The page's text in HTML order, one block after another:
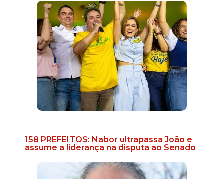
158 PREFEITOS: Nabor ultrapassa João e
assume a liderança na disputa ao Senado